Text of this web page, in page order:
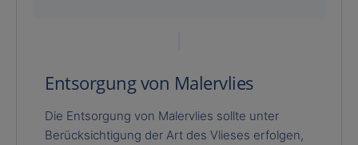
Entsorgung von Malervlies
Die Entsorgung von Malervlies sollte unter
Berücksichtigung der Art des Vlieses erfolgen,